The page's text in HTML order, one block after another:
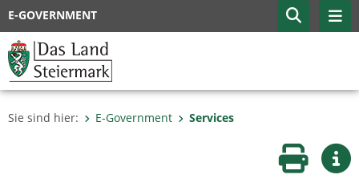
E-GOVERNMENT
Sie sind hier: E-Government Services
Seite